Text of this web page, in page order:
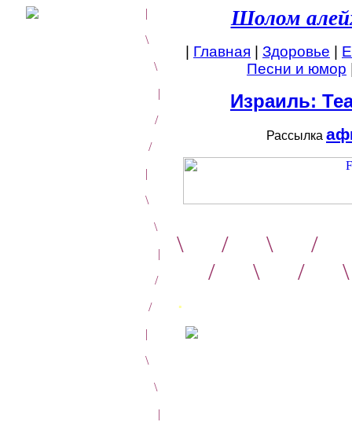
|
\
\
|
/
/
|
\
\
|
/
/
|
\
\
|
Шолом
Главная Здоровье
Песни и юмор
Израиль:
Рассылка
\ / \
/
/
\ /
.